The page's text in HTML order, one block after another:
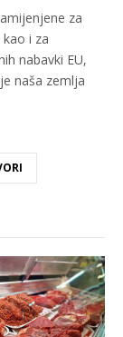
za
i za
nabavki EU,
naša zemlja